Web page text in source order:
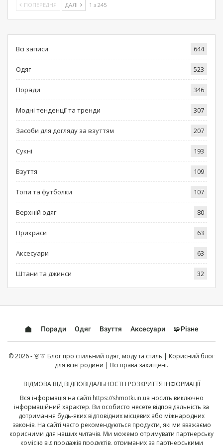
ПОПЕРЕДНЯ ДАЛІ 1 з 245
Всі записи 644
Одяг 523
Поради 346
Модні тенденції та тренди 307
Засоби для догляду за взуттям 207
Сукні 193
Взуття 109
Топи та футболки 107
Верхній одяг 80
Прикраси 63
Аксесуари 63
Штани та джинси 32
Поради Одяг Взуття Аксесуари 🧩Різне
© 2026 - 👗👔 Блог про стильний одяг, моду та стиль | Корисний блог
для всієї родини | Всі права захищені.
ВІДМОВА ВІД ВІДПОВІДАЛЬНОСТІ І РОЗКРИТТЯ ІНФОРМАЦІЇ
Вся інформація на сайті https://shmotki.in.ua носить виключно
інформаційний характер. Ви особисто несете відповідальність за
дотримання будь-яких відповідних місцевих або міжнародних
законів. На сайті часто рекомендуються продукти, які ми вважаємо
корисними для наших читачів. Ми можемо отримувати партнерську
комісію від продажів продуктів, отриманих за партнерськими